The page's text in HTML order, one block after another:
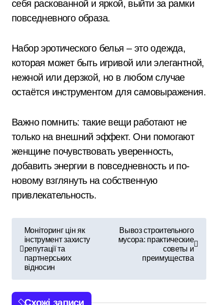
себя раскованной и яркой, выйти за рамки
повседневного образа.
Набор эротического белья – это одежда,
которая может быть игривой или элегантной,
нежной или дерзкой, но в любом случае
остаётся инструментом для самовыражения.
Важно помнить: такие вещи работают не
только на внешний эффект. Они помогают
женщине почувствовать уверенность,
добавить энергии в повседневность и по-
новому взглянуть на собственную
привлекательность.
і
Моніторинг цін як
інструмент захисту
репутації та
партнерських
відносин
Вывоз строительного
мусора: практические
советы и
преимущества
Схожі записи